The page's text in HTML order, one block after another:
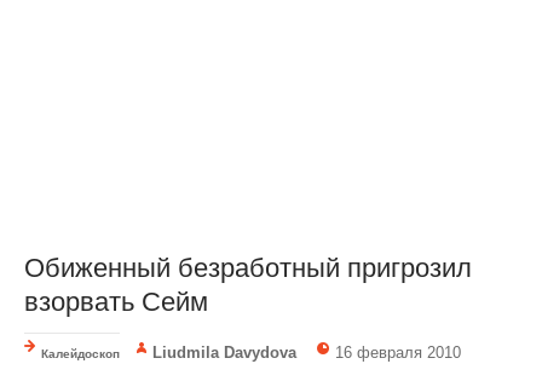
Обиженный безработный пригрозил
взорвать Сейм
Калейдоскоп Liudmila Davydova 16 февраля 2010